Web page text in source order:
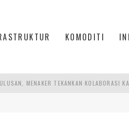
KOMODITI
MENAKER TEKANKAN KOLABORASI
PERLU PERCEPAT INDUSTRIALISASI,
CERMINKAN KEPERCAYAAN,